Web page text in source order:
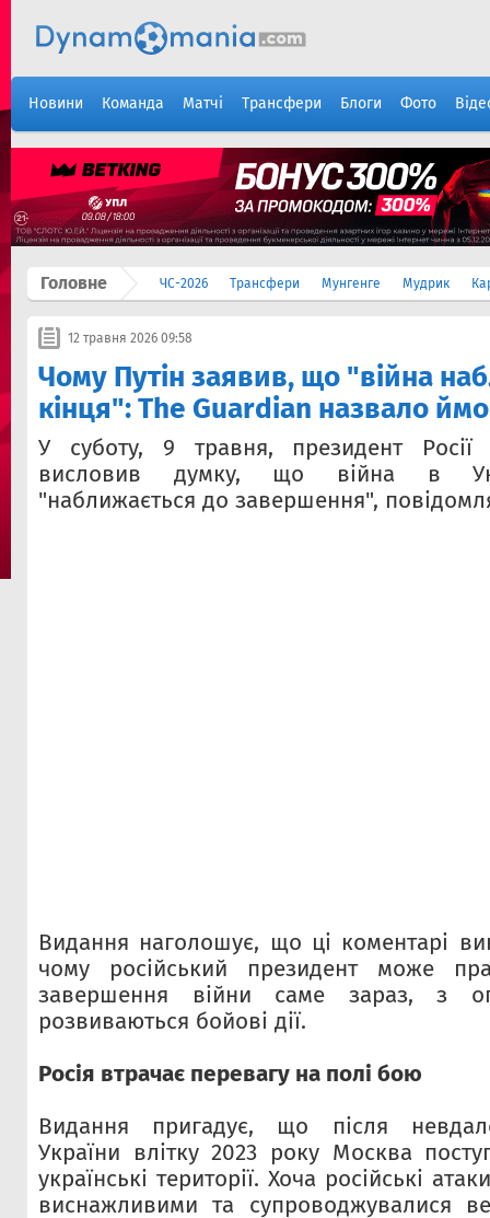
Новини Команда Матчі Трансфери Блоги Фото
Головне ЧС-2026 Трансфери Мунгенге Мудрик
12 травня 2026 09:58
Чому Путін заявив, що "війна
кінця": The Guardian назвало
У суботу, 9 травня, президент Росії
висловив думку, що війна в
"наближається до завершення",
Видання наголошує, що ці коментарі
чому російський президент може
завершення війни саме зараз, з
розвиваються бойові дії.
Росія втрачає перевагу на полі бою
Видання пригадує, що після
України влітку 2023 року Москва
українські території. Хоча російські
виснажливими та супроводжувалися